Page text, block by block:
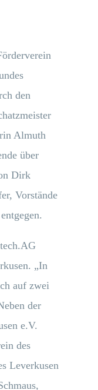
den
Almuth
über
Dirk
Vorstände
„In
auf zwei
der
e.V.
des
Leverkusen